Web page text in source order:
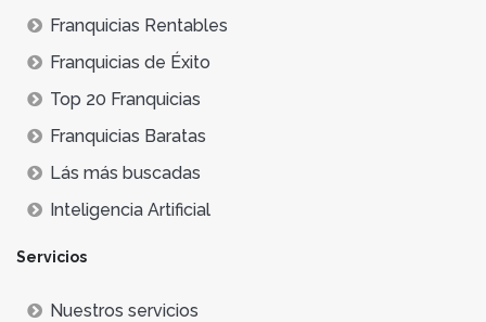
Franquicias Rentables
Franquicias de Éxito
Top 20 Franquicias
Franquicias Baratas
Lás más buscadas
Inteligencia Artificial
Servicios
Nuestros servicios